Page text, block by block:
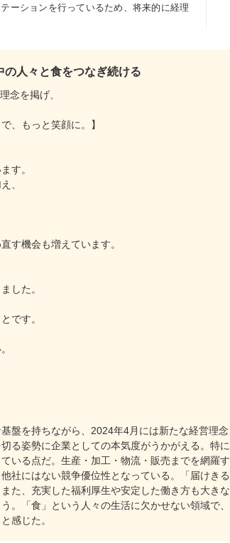
ーションを行っているため、将来的に経理
人々と食をつなぎ続ける
念を掲げ、
、もっと笑顔に。】
す。
、
す機会も増えています。
した。
です。
盤を持ちながら、2024年4月には新たな経営理
る姿勢に企業としての本気度がうかがえる。特
いる点だ。生産・加工・物流・販売までを網羅
社にはない競争優位性となっている。「届けきる
た、充実した福利厚生や安定した働き方も大き
。「食」という人々の生活に欠かせない領域で
感じた。